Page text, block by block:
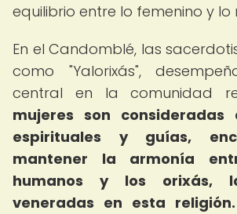
equilibrio entre lo femenino y lo
En el Candomblé, las
como "Yalorixás",
central en la comunidad
mujeres son consideradas
espirituales y guías,
mantener la armonía
humanos y los orixás,
veneradas en esta religión.